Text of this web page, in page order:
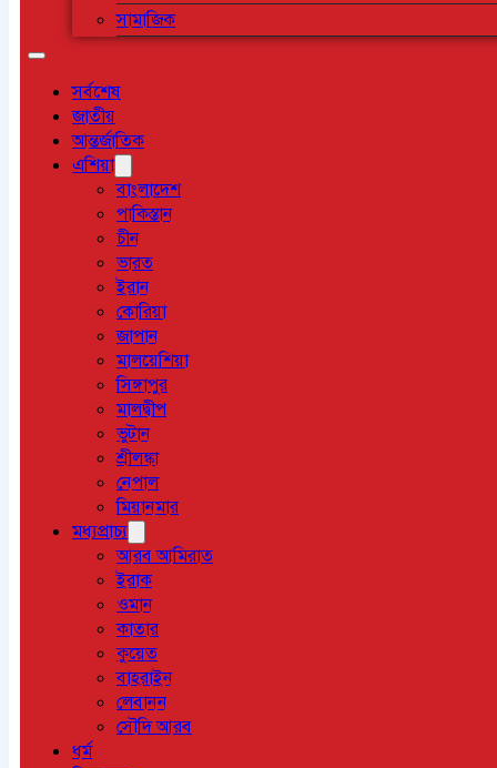
সামাজিক
সর্বশেষ
জাতীয়
আন্তর্জাতিক
এশিয়া
বাংলাদেশ
পাকিস্তান
চীন
ভারত
ইরান
কোরিয়া
জাপান
মালয়েশিয়া
সিঙ্গাপুর
মালদ্বীপ
ভুটান
শ্রীলঙ্কা
নেপাল
মিয়ানমার
মধ্যপ্রাচ্য
আরব আমিরাত
ইরাক
ওমান
কাতার
কুয়েত
বাহরাইন
লেবানন
সৌদি আরব
ধর্ম